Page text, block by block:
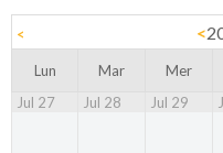
< <
Lun Mar Mer
Jul 27
Jul 28 Jul 29